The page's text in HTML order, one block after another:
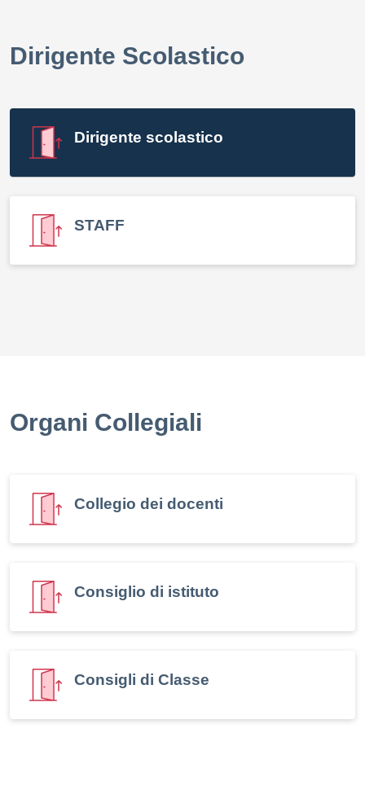
elenco degli organi
Dirigente Scolastico
Dirigente scolastico
STAFF
Organi Collegiali
Collegio dei docenti
Consiglio di istituto
Consigli di Classe